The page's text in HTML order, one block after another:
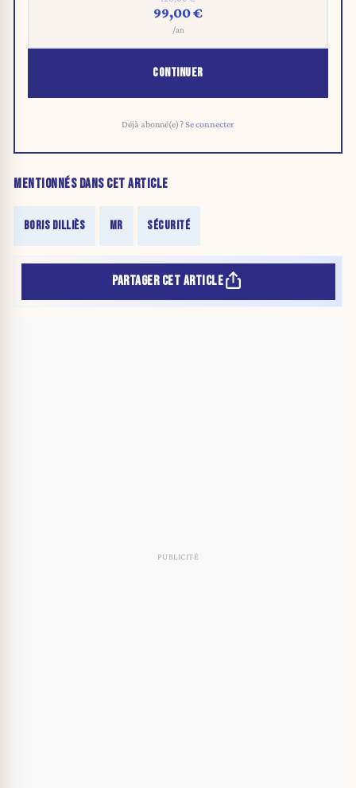
99,00 €
/an
CONTINUER
Déjà abonné(e) ?Se connecter
MENTIONNÉS DANS CET ARTICLE
BORIS DILLIÈS MR SÉCURITÉ
PARTAGER CET ARTICLE